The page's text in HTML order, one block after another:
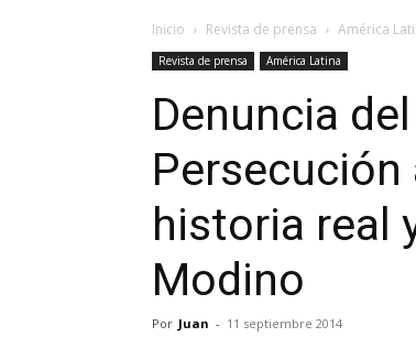
Inicio Revista de prensa América
Revista de prensa América Latina
Denuncia
Persecución
historia real
Modino
Por Juan - 11 septiembre 2014